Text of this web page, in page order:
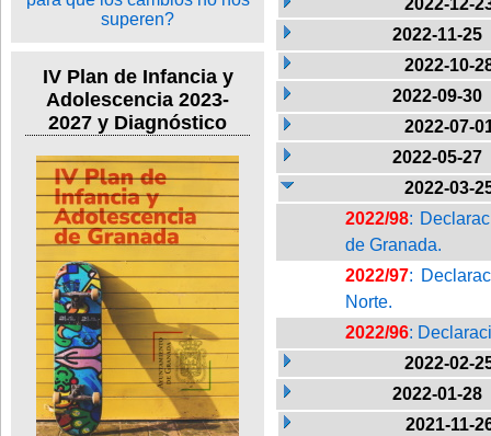
IV Plan de Infancia y
Adolescencia 2023-
2027 y Diagnóstico
2022-11-25
2022-10-
2022-09-30
2022-07-
2022-05-27
2022-03-
2022/98:
de Granada.
2022/97:
Norte.
2022/96:
2022-02-
2022-01-28
2021-11-